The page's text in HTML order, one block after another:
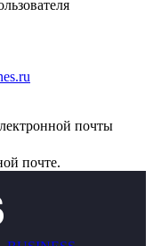
почты
почте.